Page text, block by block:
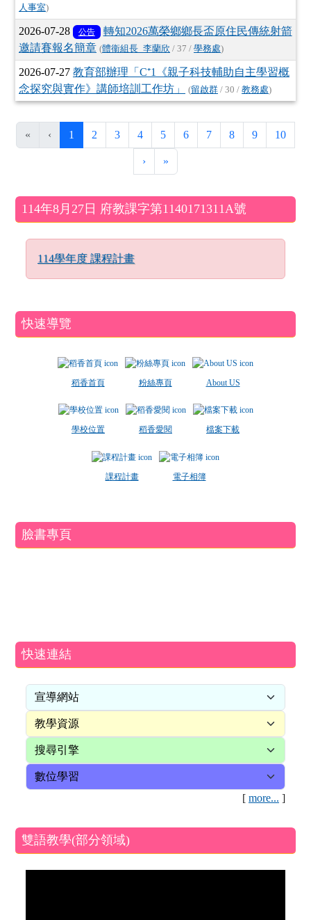
人事室)
2026-07-28 公告
轉知2026萬榮鄉鄉長盃原住民傳統射箭
邀請賽報名簡章 (體衞組長_李蘭欣 / 37 / 學務處)
2026-07-27 教育部辦理「C⁺1《親子科技輔助自主學習概
念探究與實作》講師培訓工作坊」
(留啟群 / 30 / 教務處)
« ‹ 1 (目前頁次)
2 3 4 5 6 7 8 9 10
›下一頁
»最後頁
左邊區域內容
114年8月27日 府教課字第1140171311A號
114學年度 課程計畫
快速導覽
稻香首頁 粉絲專頁 About US
學校位置 稻香愛閱 檔案下載
課程計畫 電子相簿
臉書專頁
快速連結
[ more... ]
雙語教學(部分領域)